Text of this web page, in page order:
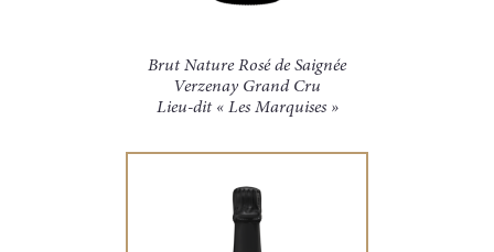
Brut Nature Rosé de Saignée
Verzenay Grand Cru
Lieu-dit « Les Marquises »